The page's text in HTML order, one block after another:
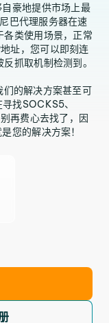
豪地提供市场上最
巴代理服务器在速
各类使用场景，正常
址，您可以即刻连
抓取机制检测到。
的解决方案甚至可
找SOCKS5、
再费心去找了，因
您的解决方案！